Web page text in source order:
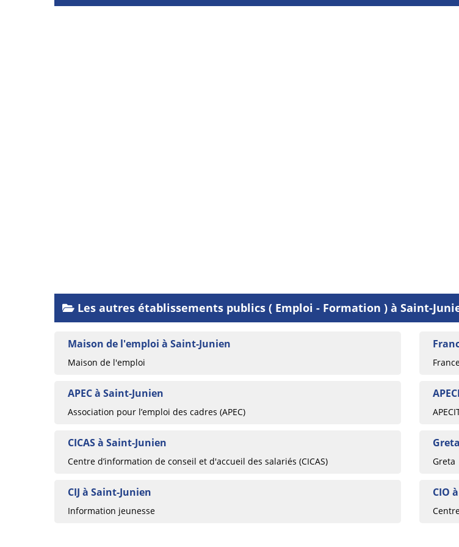
Les autres établissements publics ( Emploi - Formation ) à Saint-
Maison de l'emploi à Saint-Junien
Maison de l'emploi
APEC à Saint-Junien
Association pour l’emploi des cadres (APEC)
CICAS à Saint-Junien
Centre d’information de conseil et d'accueil des salariés (CICAS) Greta
CIJ à Saint-Junien
Information jeunesse
CIO